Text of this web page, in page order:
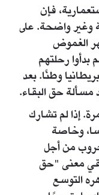
فإن
وغير واضحة. على
الغموض
بدأوا رحلتهم
وطنًا. بعد
مسألة حق البقاء.
إذا لم تشارك
وخاصة
من أجل
بقي معنى "حق
التوسع